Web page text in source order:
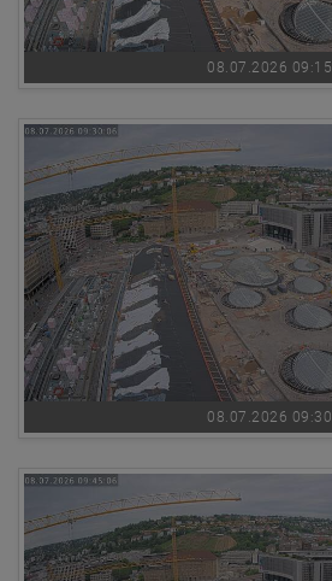
08.07.2026 09:15
08.07.2026 09:30